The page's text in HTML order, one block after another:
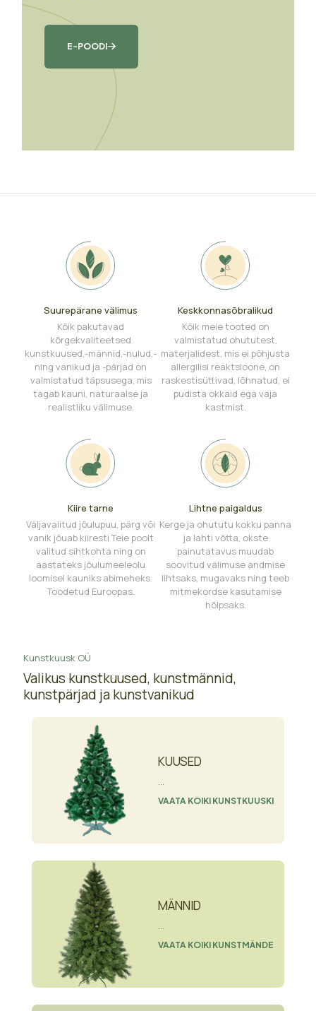
E-POODI
Suurepärane välimus
Kõik pakutavad
kõrgekvaliteetsed
kunstkuused,-männid,-nulud,-
ning vanikud ja -pärjad on
valmistatud täpsusega, mis
tagab kauni, naturaalse ja
realistliku välimuse.
Keskkonnasõbralikud
Kõik meie tooted on
valmistatud ohututest,
materjalidest, mis ei põhjusta
allergilisi reaktsioone, on
raskestisüttivad, lõhnatud, ei
pudista okkaid ega vaja
kastmist.
Kiire tarne
Väljavalitud jõulupuu, pärg või
vanik jõuab kiiresti Teie poolt
valitud sihtkohta ning on
aastateks jõulumeeleolu
loomisel kauniks abimeheks.
Toodetud Euroopas.
Lihtne paigaldus
Kerge ja ohututu kokku panna
ja lahti võtta, okste
painutatavus muudab
soovitud välimuse andmise
lihtsaks, mugavaks ning teeb
mitmekordse kasutamise
hõlpsaks.
Kunstkuusk OÜ
Valikus kunstkuused, kunstmännid,
kunstpärjad ja kunstvanikud
KUUSED
...
VAATA KÕIKI KUNSTKUUSKI
MÄNNID
VAATA KÕIKI KUNSTMÄNDE